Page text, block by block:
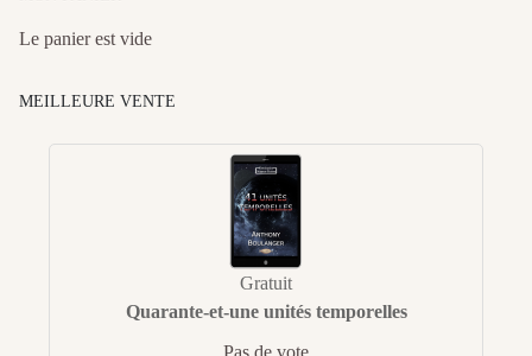
Le panier est vide
MEILLEURE VENTE
Gratuit
Quarante-et-une unités temporelles